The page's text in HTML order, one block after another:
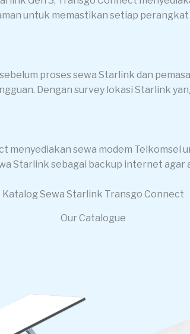
untuk memastikan setiap
proses sewa Starlink dan
Dengan survey lokasi Starlink
menyediakan sewa modem Telkomsel
Starlink sebagai backup internet
Katalog Sewa Starlink Transgo Connect
Our Catalogue